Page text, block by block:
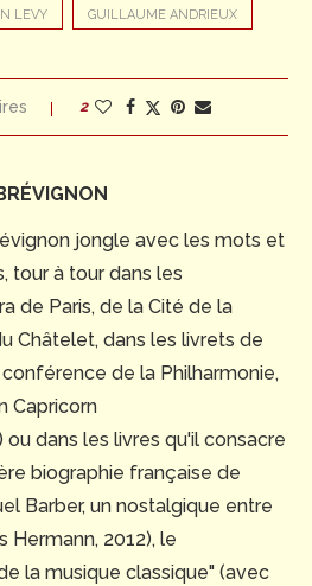
LEVY GUILLAUME ANDRIEUX
2
jongle avec les mots et
tour à tour dans les
de Paris, de la Cité de la
Châtelet, dans les livrets de
de la Philharmonie,
Capricorn
dans les livres qu'il consacre
biographie française de
Barber, un nostalgique entre
Hermann, 2012), le
la musique classique" (avec